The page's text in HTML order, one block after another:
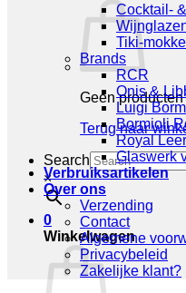
Geen
Terug naar
Search
×
0
Winkelwagen
Cocktail-
Tiki-
Brands
RCR
Onis &
Luigi
Bormioli
Royal
Glaswerk
Verbruiksartikelen
Over ons
Verzending
Contact
Algemene
Privacybeleid
Zakelijke klant?